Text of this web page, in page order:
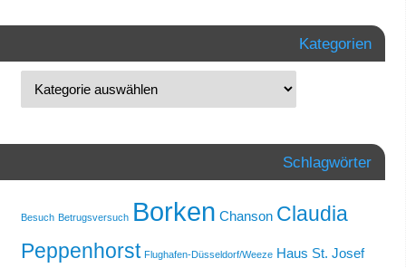
Kategorien
Schlagwörter
Besuch Betrugsversuch Borken Chanson Claudia
Peppenhorst Flughafen-Düsseldorf/Weeze Haus St. Josef